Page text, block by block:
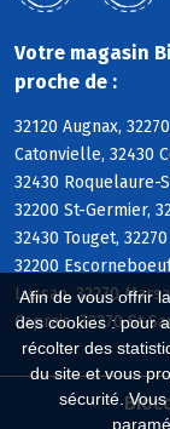
Afin de vous offrir
des cookies : pour
récolter des
du site et vous
sécurité.
Votre magasin
proche de :
32120 Augnax,
Catonvielle, 32430
32430 Roquelaure-
32200 St-Germier,
32430 Touget,
32200
Lussan, 32270
Caprais, 32270 St-